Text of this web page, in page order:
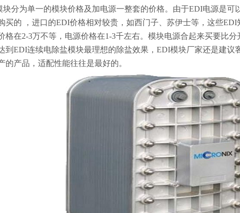
块分为单一的模块价格及加电源一整套的价格。由于EDI电源是可
买的 ，进口的EDI价格相对较贵，如西门子、苏伊士等，这些
格在2-3万不等，电源价格在1-3千左右。模块电源合起来买要比分
到EDI连续电除盐模块最理想的除盐效果，EDI模块厂家还是建议
的产品，适配性能往往是最好的。